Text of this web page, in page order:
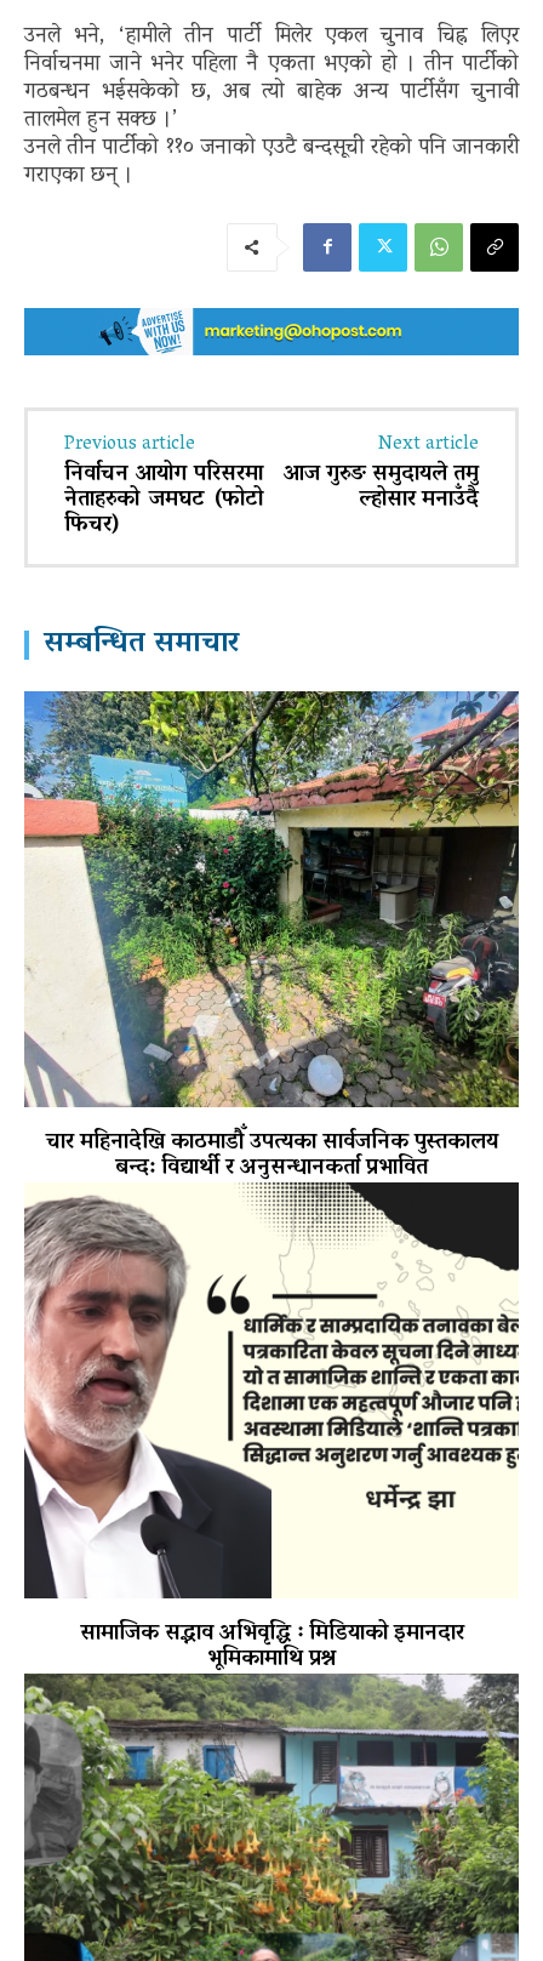
उनले भने, ‘हामीले तीन पार्टी मिलेर एकल चुनाव चिह्न लिएर
निर्वाचनमा जाने भनेर पहिला नै एकता भएको हो । तीन पार्टीको
गठबन्धन भईसकेको छ, अब त्यो बाहेक अन्य पार्टीसँग चुनावी
तालमेल हुन सक्छ ।’
उनले तीन पार्टीको ११० जनाको एउटै बन्दसूची रहेको पनि जानकारी
गराएका छन् ।
Previous article
निर्वाचन आयोग परिसरमा
नेताहरुको जमघट (फोटो
फिचर)
Next article
आज गुरुङ समुदायले तमु
ल्होसार मनाउँदै
सम्बन्धित समाचार
चार महिनादेखि काठमाडौँ उपत्यका सार्वजनिक पुस्तकालय
बन्द: विद्यार्थी र अनुसन्धानकर्ता प्रभावित
सामाजिक सद्भाव अभिवृद्धि ः मिडियाको इमानदार
भूमिकामाथि प्रश्न